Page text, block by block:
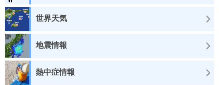
世界天気
地震情報
熱中症情報